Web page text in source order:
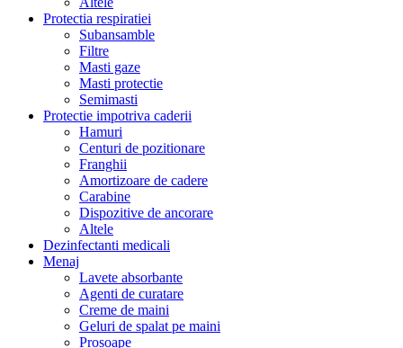
Protectia respiratiei
Subansamble
Filtre
Masti gaze
Masti protectie
Semimasti
Protectie impotriva caderii
Hamuri
Centuri de pozitionare
Franghii
Amortizoare de cadere
Carabine
Dispozitive de ancorare
Altele
Dezinfectanti medicali
Menaj
Lavete absorbante
Agenti de curatare
Creme de maini
Geluri de spalat pe maini
Prosoape